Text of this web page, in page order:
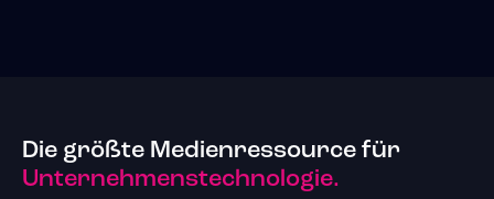
Die größte Medienressource für
Unternehmenstechnologie.